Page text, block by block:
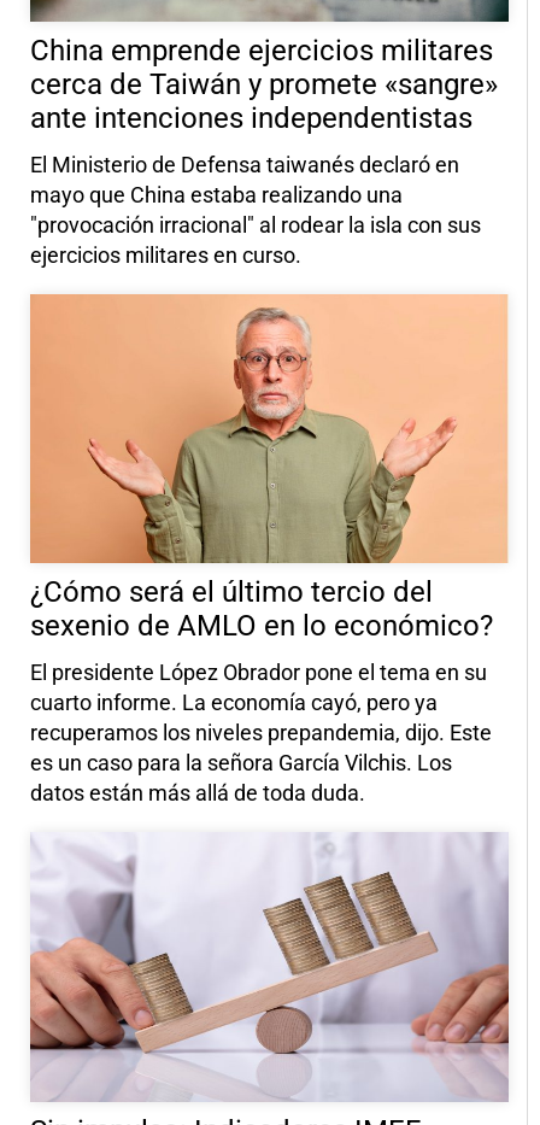
China emprende ejercicios militares
cerca de Taiwán y promete «sangre»
ante intenciones independentistas
El Ministerio de Defensa taiwanés declaró en
mayo que China estaba realizando una
"provocación irracional" al rodear la isla con sus
ejercicios militares en curso.
¿Cómo será el último tercio del
sexenio de AMLO en lo económico?
El presidente López Obrador pone el tema en su
cuarto informe. La economía cayó, pero ya
recuperamos los niveles prepandemia, dijo. Este
es un caso para la señora García Vilchis. Los
datos están más allá de toda duda.